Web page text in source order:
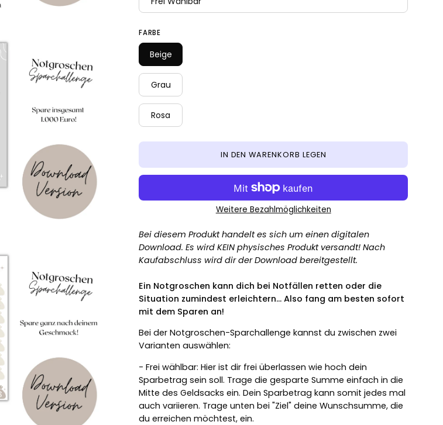
FARBE
Beige
Grau
Rosa
IN DEN WARENKORB LEGEN
Weitere Bezahlmöglichkeiten
Bei diesem Produkt handelt es sich um einen digitalen
Download. Es wird KEIN physisches Produkt versandt! Nach
Kaufabschluss wird dir der Download bereitgestellt.
Ein Notgroschen kann dich bei Notfällen retten oder die
Situation zumindest erleichtern... Also fang am besten sofort
mit dem Sparen an!
Bei der Notgroschen-Sparchallenge kannst du zwischen zwei
Varianten auswählen:
- Frei wählbar: Hier ist dir frei überlassen wie hoch dein
Sparbetrag sein soll. Trage die gesparte Summe einfach in die
Mitte des Geldsacks ein. Dein Sparbetrag kann somit jedes mal
auch variieren. Trage unten bei "Ziel" deine Wunschsumme, die
du erreichen möchtest, ein.